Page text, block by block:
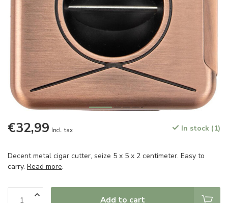
€32,99 Incl. tax In stock (1)
Decent metal cigar cutter, seize 5 x 5 x 2 centimeter. Easy to
carry. Read more.
Add to cart